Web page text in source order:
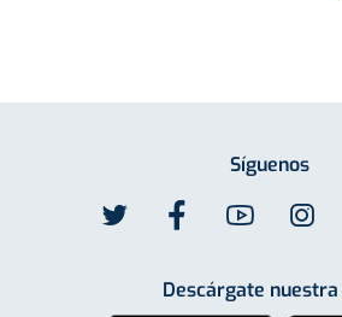
Síguenos
Descárgate nuestra